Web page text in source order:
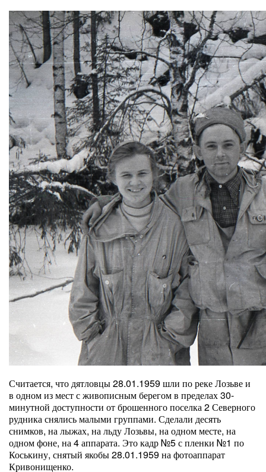
Считается, что дятловцы 28.01.1959 шли по реке Лозьве и
в одном из мест с живописным берегом в пределах 30-
минутной доступности от брошенного поселка 2 Северного
рудника снялись малыми группами. Сделали десять
снимков, на лыжах, на льду Лозьвы, на одном месте, на
одном фоне, на 4 аппарата. Это кадр №5 с пленки №1 по
Коськину, снятый якобы 28.01.1959 на фотоаппарат
Кривонищенко.